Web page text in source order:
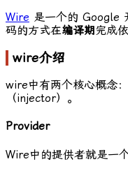
Wire 是一个的 Google
码的方式在编译期完成
wire介绍
wire中有两个核心概念
（injector）。
Provider
Wire中的提供者就是一